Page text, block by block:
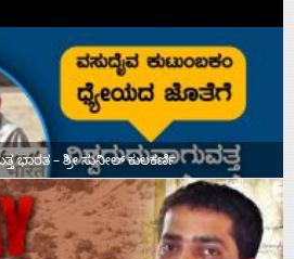
ಭಾರತ – ಶ್ರೀ ಸುನೀಲ್‌ ಕುಲಕರ್ಣಿ